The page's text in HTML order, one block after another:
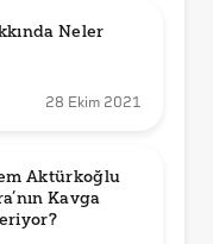
Neler
28 Ekim 2021
Aktürkoğlu
Kavga